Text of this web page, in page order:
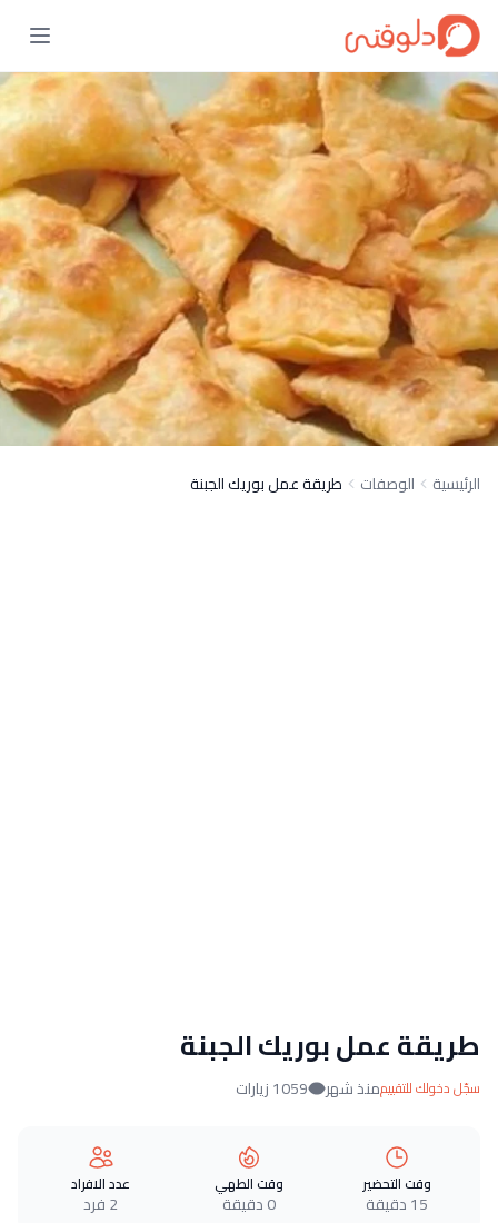
الرئيسية الوصفات طريقة عمل بوريك الجبنة
طريقة عمل بوريك الجبنة
سجّل دخولك للتقييممنذ شهر 1059 زيارات
وقت التحضير
15 دقيقة
وقت الطهي
0 دقيقة
عدد الافراد
2 فرد